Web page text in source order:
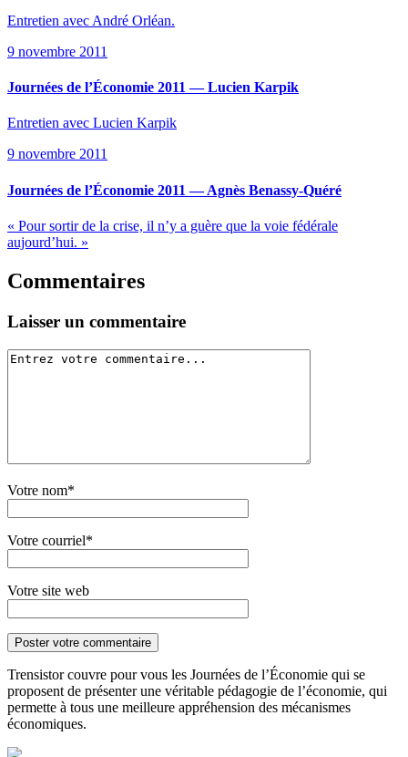
Entretien avec André Orléan.
9 novembre 2011
Journées de l’Économie 2011 — Lucien Karpik
Entretien avec Lucien Karpik
9 novembre 2011
Journées de l’Économie 2011 — Agnès Benassy-Quéré
« Pour sortir de la crise, il n’y a guère que la voie fédérale
aujourd’hui. »
Commentaires
Laisser un commentaire
Votre nom*
Votre courriel*
Votre site web
Trensistor couvre pour vous les Journées de l’Économie qui se
proposent de présenter une véritable pédagogie de l’économie, qui
permette à tous une meilleure appréhension des mécanismes
économiques.